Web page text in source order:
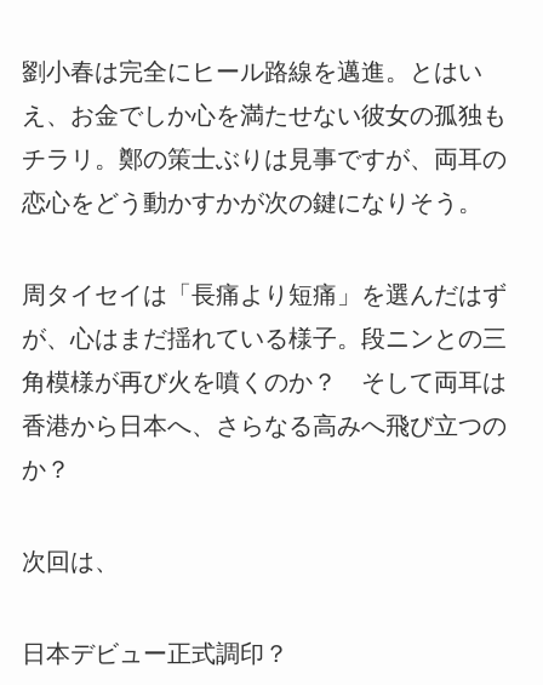
劉小春は完全にヒール路線を邁進。とはい
え、お金でしか心を満たせない彼女の孤独も
チラリ。鄭の策士ぶりは見事ですが、両耳の
恋心をどう動かすかが次の鍵になりそう。
周タイセイは「長痛より短痛」を選んだはず
が、心はまだ揺れている様子。段ニンとの三
角模様が再び火を噴くのか？ そして両耳は
香港から日本へ、さらなる高みへ飛び立つの
か？
次回は、
日本デビュー正式調印？